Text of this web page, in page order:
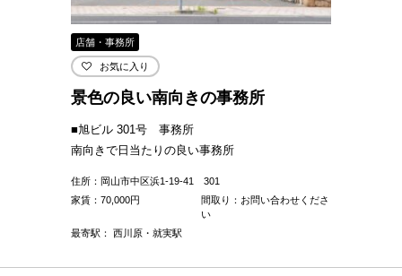
店舗・事務所
お気に入り
景色の良い南向きの事務所
■旭ビル 301号 事務所
南向きで日当たりの良い事務所
住所：岡山市中区浜1-19-41 301
家賃： 70,000円
間取り：お問い合わせくださ
い
最寄駅： 西川原・就実駅